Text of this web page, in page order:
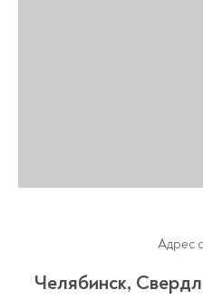
Адрес
Челябинск,